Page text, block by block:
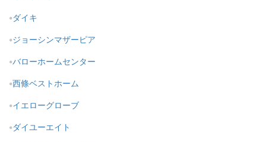
ダイキ
ジョーシンマザーピア
バローホームセンター
西條ベストホーム
イエローグローブ
ダイユーエイト